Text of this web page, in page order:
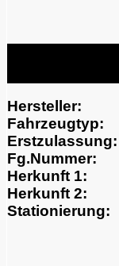
Hersteller:
Fahrzeugtyp:
Erstzulassung:
Fg.Nummer:
Herkunft 1:
Herkunft 2:
Stationierung: